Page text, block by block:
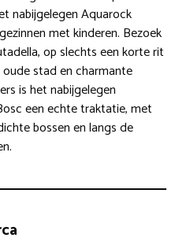
nabijgelegen Aquarock
met kinderen. Bezoek
op slechts een korte rit
stad en charmante
is het nabijgelegen
een echte traktatie, met
bossen en langs de